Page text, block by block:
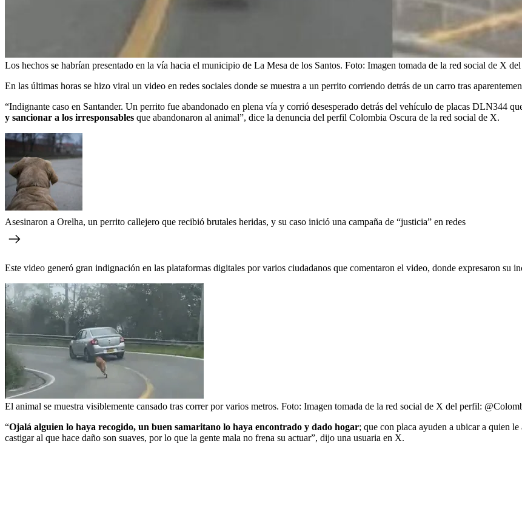
Los hechos se habrían presentado en la vía hacia el municipio de La Mesa de los Santos. Foto: Imagen tomada de la red social de X
En las últimas horas se hizo viral un video en redes sociales donde se muestra a un perrito corriendo detrás de un carro tras
“Indignante caso en Santander. Un perrito fue abandonado en plena vía y corrió desesperado detrás del vehículo de placas DLN344
y sancionar a los irresponsables que abandonaron al animal”, dice la denuncia del perfil Colombia Oscura de la red social de X.
Asesinaron a Orelha, un perrito callejero que recibió brutales heridas, y su caso inició una campaña de “justicia” en redes
Este video generó gran indignación en las plataformas digitales por varios ciudadanos que comentaron el video, donde expresaron su
El animal se muestra visiblemente cansado tras correr por varios metros. Foto: Imagen tomada de la red social de X del perfil:
“Ojalá alguien lo haya recogido, un buen samaritano lo haya encontrado y dado hogar; que con placa ayuden a ubicar a quien
castigar al que hace daño son suaves, por lo que la gente mala no frena su actuar”, dijo una usuaria en X.